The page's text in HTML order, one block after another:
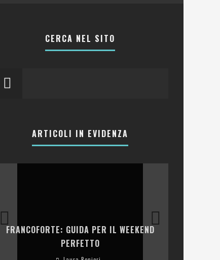
CERCA NEL SITO
ARTICOLI IN EVIDENZA
FRANCOFORTE: GUIDA PER IL WEEKEND
PERFETTO